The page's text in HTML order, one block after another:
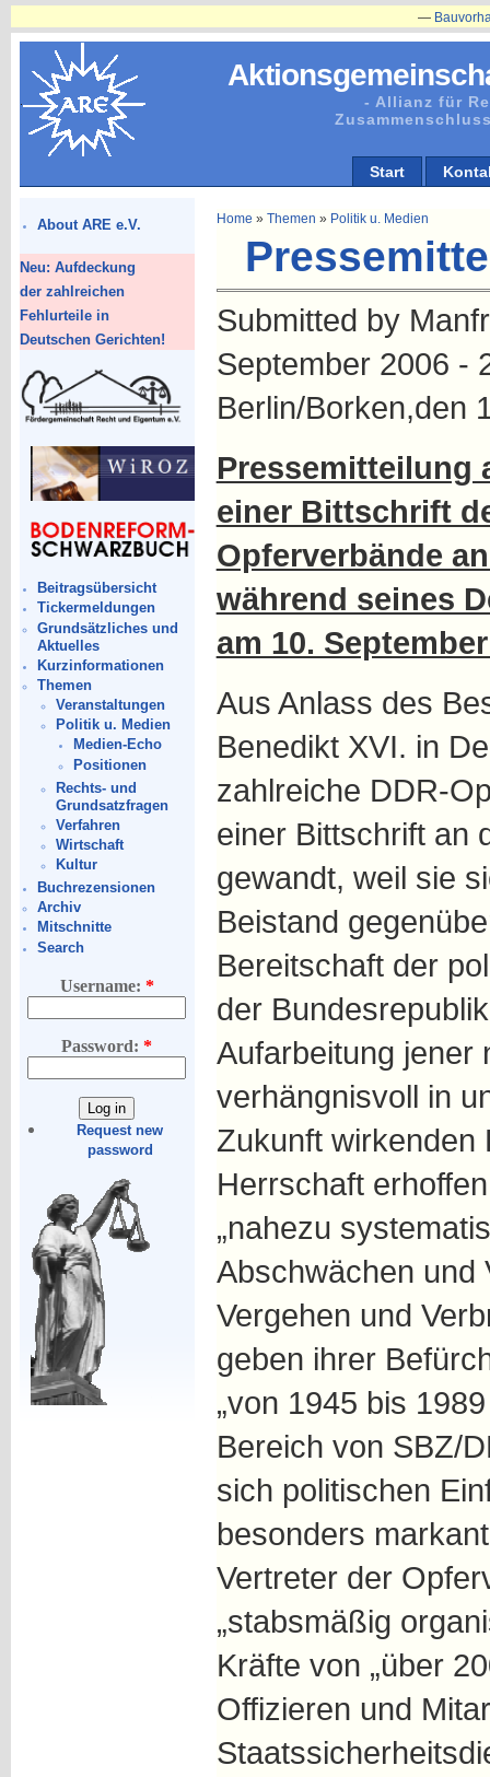
- Allianz für
Start
About ARE e.V.
Neu: Aufdeckung
der zahlreichen
Fehlurteile in
Deutschen Gerichten!
Beitragsübersicht
Tickermeldungen
Grundsätzliches und
Aktuelles
Kurzinformationen
Themen
Veranstaltungen
Politik u. Medien
Medien-Echo
Positionen
Rechts- und
Grundsatzfragen
Verfahren
Wirtschaft
Kultur
Buchrezensionen
Archiv
Mitschnitte
Search
Username: *
Password:*
Request new
password
Bauvorhaben in
Home » Themen » Politik u. Medien
Submitted by
September 2006 -
Berlin/Borken,den
Pressemitteilung
einer Bittschrift
Opferverbände
während seines
am 10.
Aus Anlass des
Benedikt XVI. in
zahlreiche DDR-
einer Bittschrift an
gewandt, weil sie
Beistand
Bereitschaft der
der
Aufarbeitung jener
verhängnisvoll in
Zukunft wirkenden
Herrschaft
„nahezu
Abschwächen und
Vergehen und
geben ihrer
„von 1945 bis
Bereich von SBZ/
sich politischen
besonders
Vertreter der
„stabsmäßig
Kräfte von „über
Offizieren und